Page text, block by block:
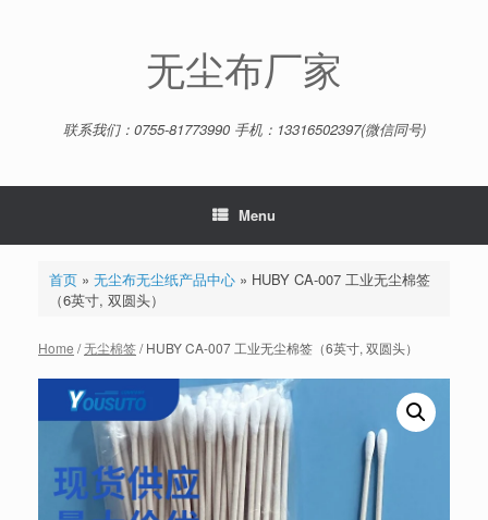
无尘布厂家
联系我们：0755-81773990 手机：13316502397(微信同号)
Menu
首页» 无尘布无尘纸产品中心» HUBY CA-007 工业无尘棉签
（6英寸, 双圆头）
Home /无尘棉签/ HUBY CA-007 工业无尘棉签（6英寸, 双圆头）